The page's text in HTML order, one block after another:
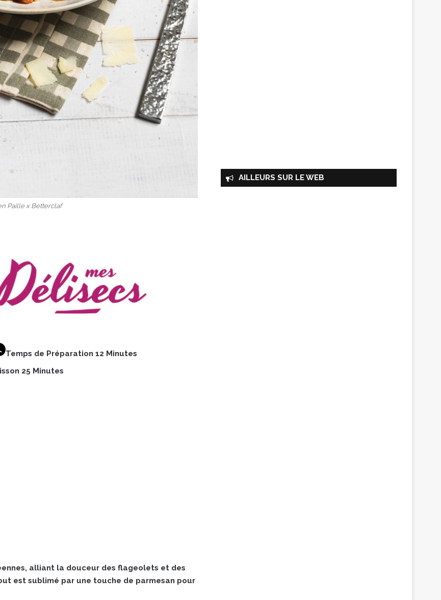
Paille x Betterclaf
Temps de Préparation 12 Minutes
25 Minutes
alliant la douceur des flageolets et des
est sublimé par une touche de parmesan pour
AILLEURS SUR LE WEB